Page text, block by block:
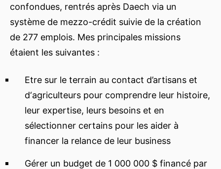
confondues, rentrés après Daech via un
système de mezzo-crédit suivie de la création
de 277 emplois. Mes principales missions
étaient les suivantes :
Etre sur le terrain au contact d’artisans et
d‘agriculteurs pour comprendre leur histoire,
leur expertise, leurs besoins et en
sélectionner certains pour les aider à
financer la relance de leur business
Gérer un budget de 1 000 000 $ financé par